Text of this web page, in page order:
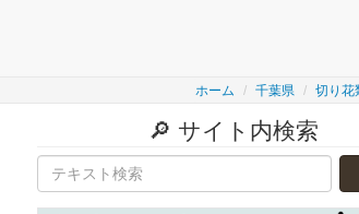
ホーム 千葉県 切り花
🔎 サイト内検索